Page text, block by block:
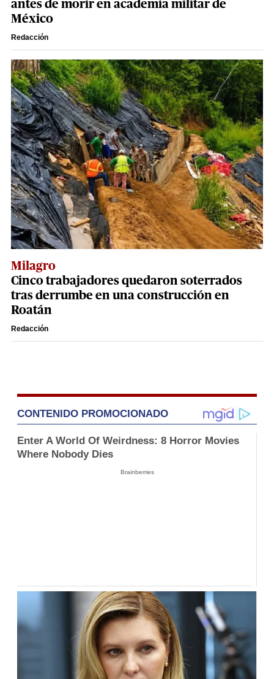
antes de morir en academia militar de
México
Redacción
Milagro
Cinco trabajadores quedaron soterrados
tras derrumbe en una construcción en
Roatán
Redacción
CONTENIDO PROMOCIONADO
Enter A World Of Weirdness: 8 Horror Movies
Where Nobody Dies
Brainberries